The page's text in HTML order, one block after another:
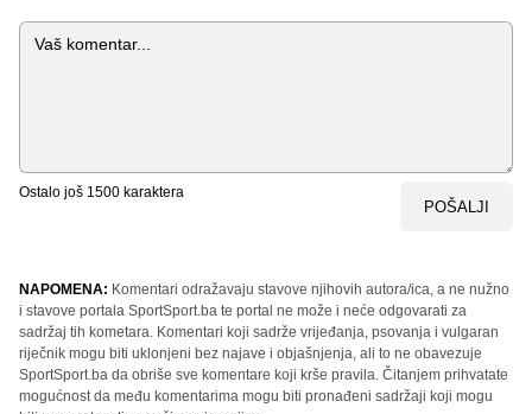
Komentar
Ostalo još 1500 karaktera
POŠALJI
NAPOMENA: Komentari odražavaju stavove njihovih autora/ica, a ne nužno
i stavove portala SportSport.ba te portal ne može i neće odgovarati za
sadržaj tih kometara. Komentari koji sadrže vrijeđanja, psovanja i vulgaran
riječnik mogu biti uklonjeni bez najave i objašnjenja, ali to ne obavezuje
SportSport.ba da obriše sve komentare koji krše pravila. Čitanjem prihvatate
mogućnost da među komentarima mogu biti pronađeni sadržaji koji mogu